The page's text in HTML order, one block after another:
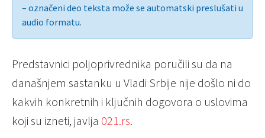
– označeni deo teksta može se automatski preslušati u
audio formatu.
Predstavnici poljoprivrednika poručili su da na
današnjem sastanku u Vladi Srbije nije došlo ni do
kakvih konkretnih i ključnih dogovora o uslovima
koji su izneti, javlja 021.rs.